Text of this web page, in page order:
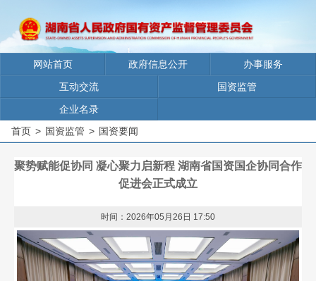
网站首页 政府信息公开
办事服务
互动交流
国资监管
企业名录
首页 > 国资监管 > 国资要闻
聚势赋能促协同 凝心聚力启新程 湖南省国资国企协同合作
促进会正式成立
时间：2026年05月26日 17:50